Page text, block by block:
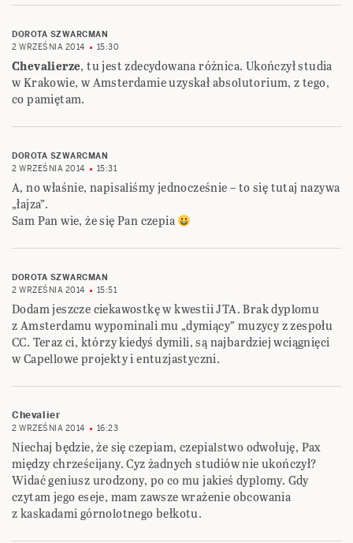
DOROTA SZWARCMAN
2 WRZEŚNIA 2014
15:30
Chevalierze, tu jest zdecydowana różnica. Ukończył studia
w Krakowie, w Amsterdamie uzyskał absolutorium, z tego,
co pamiętam.
DOROTA SZWARCMAN
2 WRZEŚNIA 2014
15:31
A, no właśnie, napisaliśmy jednocześnie – to się tutaj nazywa
„łajza”.
Sam Pan wie, że się Pan czepia
DOROTA SZWARCMAN
2 WRZEŚNIA 2014
15:51
Dodam jeszcze ciekawostkę w kwestii JTA. Brak dyplomu
z Amsterdamu wypominali mu „dymiący” muzycy z zespołu
CC. Teraz ci, którzy kiedyś dymili, są najbardziej wciągnięci
w Capellowe projekty i entuzjastyczni.
Chevalier
2 WRZEŚNIA 2014 16:23
Niechaj będzie, że się czepiam, czepialstwo odwołuję, Pax
między chrześcijany. Cyz żadnych studiów nie ukończył?
Widać geniusz urodzony, po co mu jakieś dyplomy. Gdy
czytam jego eseje, mam zawsze wrażenie obcowania
z kaskadami górnolotnego bełkotu.